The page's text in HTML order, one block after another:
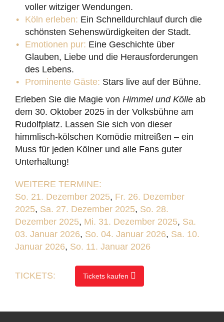
voller witziger Wendungen.
Köln erleben: Ein Schnelldurchlauf durch die
schönsten Sehenswürdigkeiten der Stadt.
Emotionen pur: Eine Geschichte über
Glauben, Liebe und die Herausforderungen
des Lebens.
Prominente Gäste: Stars live auf der Bühne.
Erleben Sie die Magie von Himmel und Kölle ab
dem 30. Oktober 2025 in der Volksbühne am
Rudolfplatz. Lassen Sie sich von dieser
himmlisch-kölschen Komödie mitreißen – ein
Muss für jeden Kölner und alle Fans guter
Unterhaltung!
WEITERE TERMINE:
So. 21. Dezember 2025, Fr. 26. Dezember
2025, Sa. 27. Dezember 2025, So. 28.
Dezember 2025, Mi. 31. Dezember 2025, Sa.
03. Januar 2026, So. 04. Januar 2026, Sa. 10.
Januar 2026, So. 11. Januar 2026
TICKETS: Tickets kaufen